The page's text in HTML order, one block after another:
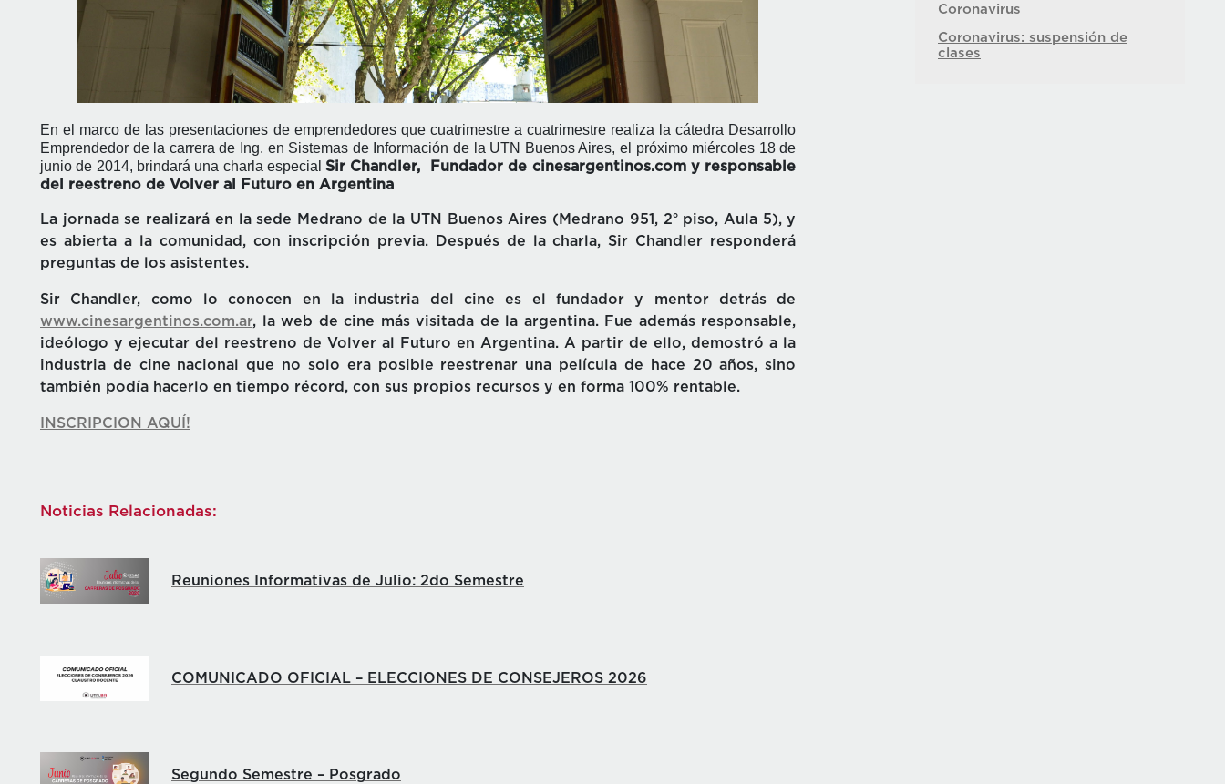
En el marco de las presentaciones de emprendedores que cuatrimestre a cuatrimestre realiza la cátedra Desarrollo
Emprendedor de la carrera de Ing. en Sistemas de Información de la UTN Buenos Aires, el próximo miércoles 18 de
junio de 2014, brindará una charla especialSir Chandler, Fundador de cinesargentinos.com y responsable
del reestreno de Volver al Futuro en Argentina
La jornada se realizará en la sede Medrano de la UTN Buenos Aires (Medrano 951, 2º piso, Aula 5), y
es abierta a la comunidad, con inscripción previa. Después de la charla, Sir Chandler responderá
preguntas de los asistentes.
Sir Chandler, como lo conocen en la industria del cine es el fundador y mentor detrás de
www.cinesargentinos.com.ar, la web de cine más visitada de la argentina. Fue además responsable,
ideólogo y ejecutar del reestreno de Volver al Futuro en Argentina. A partir de ello, demostró a la
industria de cine nacional que no solo era posible reestrenar una película de hace 20 años, sino
también podía hacerlo en tiempo récord, con sus propios recursos y en forma 100% rentable.
INSCRIPCION AQUÍ!
Noticias Relacionadas:
Reuniones Informativas de Julio: 2do Semestre
COMUNICADO OFICIAL – ELECCIONES DE CONSEJEROS 2026
Segundo Semestre – Posgrado
Coronavirus
Coronavirus: suspensión de
clases